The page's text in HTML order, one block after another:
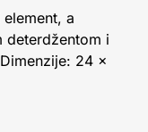
a
deterdžentom i
24 ×